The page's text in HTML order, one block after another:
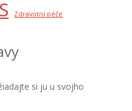
Zdravotní péče
si ju u svojho